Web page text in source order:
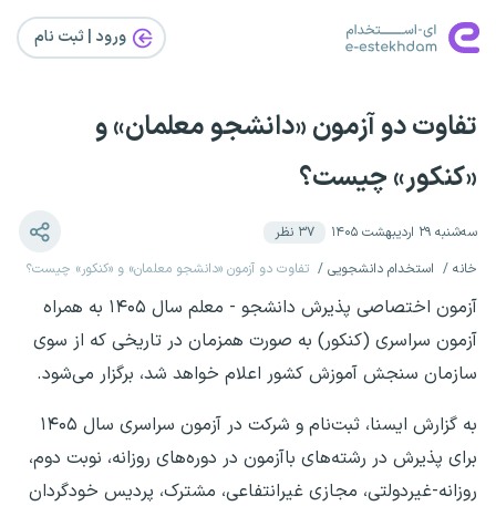
ورود | ثبت‌ نام
تفاوت دو آزمون «دانشجو معلمان» و
«کنکور» چیست؟
سه‌شنبه ۲۹ اردیبهشت ۱۴۰۵ ۳۷ نظر
خانه
استخدام دانشجویی تفاوت دو آزمون «دانشجو معلمان» و «کنکور» چیست؟
آزمون اختصاصی پذیرش دانشجو - معلم سال ۱۴۰۵ به همراه
آزمون سراسری (کنکور) به صورت همزمان در تاریخی که از سوی
سازمان سنجش آموزش کشور اعلام خواهد شد، برگزار می‌شود.
به گزارش ایسنا،‌ ثبت‌نام‌ و شرکت‌ در آزمون‌ سراسری‌ سال ۱۴۰۵
برای‌ پذیرش در رشته‌های باآزمون در دوره‌های‌ روزانه، نوبت ‌دوم،
روزانه-غیردولتی، مجازی غیرانتفاعی، مشترک، پردیس خودگردان